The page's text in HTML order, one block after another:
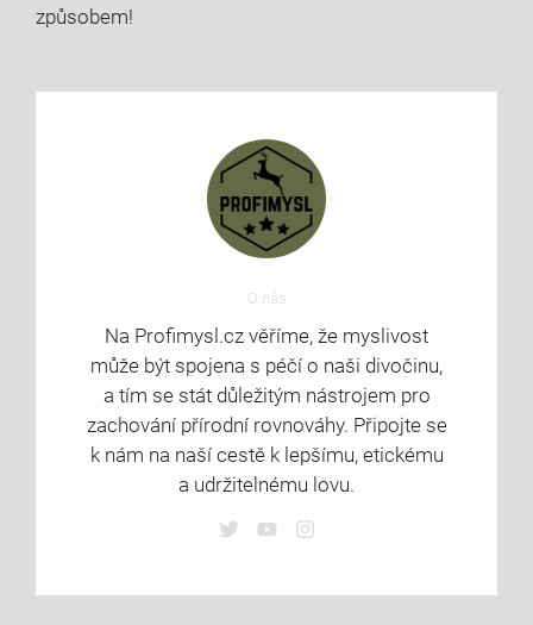
způsobem!
O nás
Na Profimysl.cz věříme, že myslivost
může být spojena s péčí o naši divočinu,
a tím se stát důležitým nástrojem pro
zachování přírodní rovnováhy. Připojte se
k nám na naší cestě k lepšímu, etickému
a udržitelnému lovu.